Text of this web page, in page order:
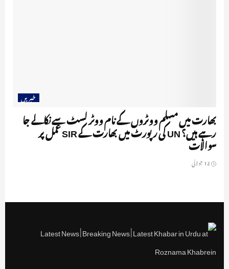
خبریں
بھارت میں مسلم ووٹروں کے نام ووٹر لسٹ سے نکالے جا
رہے ہیں؟ UN کی رپورٹ میں بھارت کے SIR عمل پر
سوالات